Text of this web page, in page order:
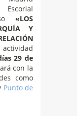
«LOS
Y
29 de
con la
como
Punto de